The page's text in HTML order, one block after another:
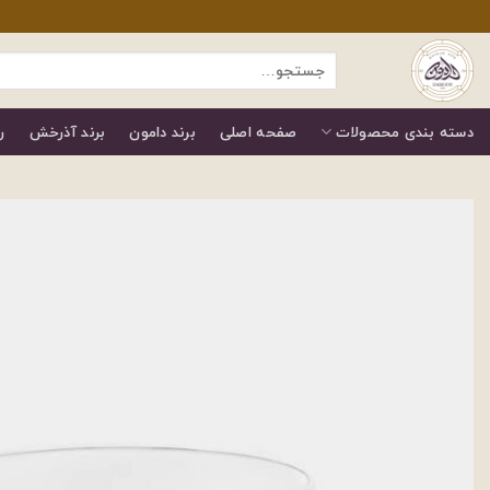
از
محتوا
جستجو
برای:
دسته بندی محصولات صفحه اصلی برند دامون برند آذرخش